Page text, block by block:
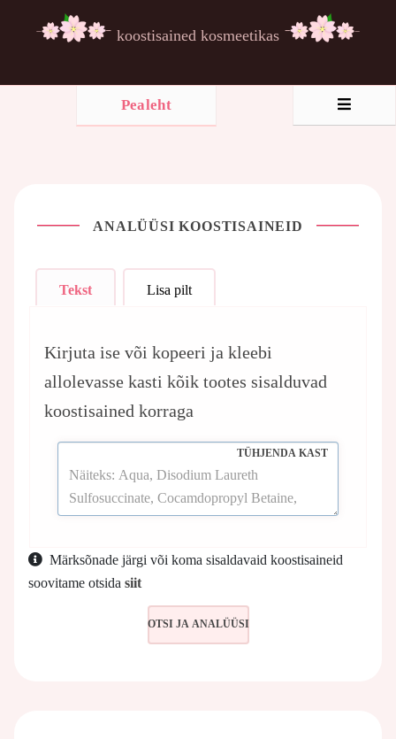
koostisained kosmeetikas
Pealeht
ANALÜÜSI KOOSTISAINEID
Tekst Lisa pilt
Kirjuta ise või kopeeri ja kleebi
allolevasse kasti kõik tootes sisalduvad
koostisained korraga
TÜHJENDA KAST
Märksõnade järgi või koma sisaldavaid koostisaineid
soovitame otsida siit